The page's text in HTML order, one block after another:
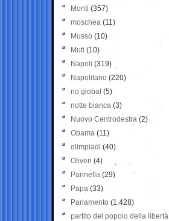
Monti (357)
moschea (11)
Musso (10)
Muti (10)
Napoli (319)
Napolitano (220)
no global (5)
notte bianca (3)
Nuovo Centrodestra (2)
Obama (11)
olimpiadi (40)
Oliveri (4)
Pannella (29)
Papa (33)
Parlamento (1.428)
partito del popolo della libertà